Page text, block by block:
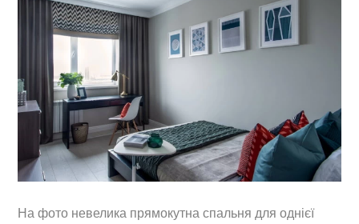
На фото невелика прямокутна спальня для однієї